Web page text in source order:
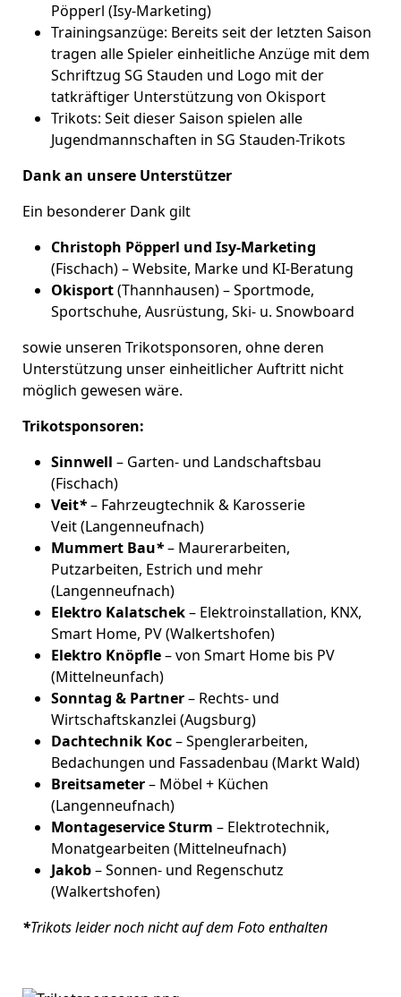
Pöpperl (Isy-Marketing)
Trainingsanzüge: Bereits seit der letzten Saison
tragen alle Spieler einheitliche Anzüge mit dem
Schriftzug SG Stauden und Logo mit der
tatkräftiger Unterstützung von Okisport
Trikots: Seit dieser Saison spielen alle
Jugendmannschaften in SG Stauden-Trikots
Dank an unsere Unterstützer
Ein besonderer Dank gilt
Christoph Pöpperl und Isy-Marketing
(Fischach) – Website, Marke und KI-Beratung
Okisport(Thannhausen) – Sportmode,
Sportschuhe, Ausrüstung, Ski- u. Snowboard
sowie unseren Trikotsponsoren, ohne deren
Unterstützung unser einheitlicher Auftritt nicht
möglich gewesen wäre.
Trikotsponsoren:
Sinnwell – Garten- und Landschaftsbau
(Fischach)
Veit*– Fahrzeugtechnik & Karosserie
Veit (Langenneufnach)
Mummert Bau*– Maurerarbeiten,
Putzarbeiten, Estrich und mehr
(Langenneufnach)
Elektro Kalatschek– Elektroinstallation, KNX,
Smart Home, PV (Walkertshofen)
Elektro Knöpfle– von Smart Home bis PV
(Mittelneunfach)
Sonntag & Partner– Rechts- und
Wirtschaftskanzlei (Augsburg)
Dachtechnik Koc– Spenglerarbeiten,
Bedachungen und Fassadenbau (Markt Wald)
Breitsameter– Möbel + Küchen
(Langenneufnach)
Montageservice Sturm – Elektrotechnik,
Monatgearbeiten (Mittelneufnach)
Jakob– Sonnen- und Regenschutz
(Walkertshofen)
*Trikots leider noch nicht auf dem Foto enthalten